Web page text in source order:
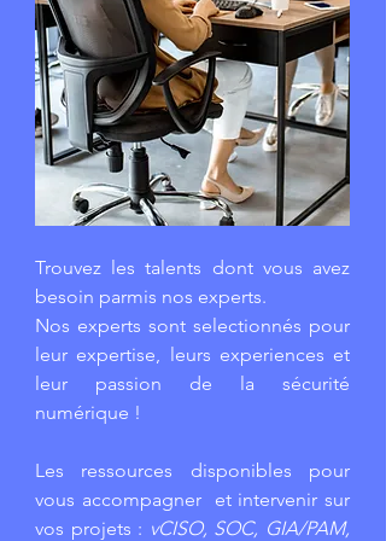
Trouvez les talents dont vous avez
besoin parmis nos experts.
Nos experts sont selectionnés pour
leur expertise, leurs experiences et
leur passion de la sécurité
numérique !​
Les ressources disponibles pour
vous accompagner et intervenir sur
vos projets : vCISO, SOC, GIA/PAM,